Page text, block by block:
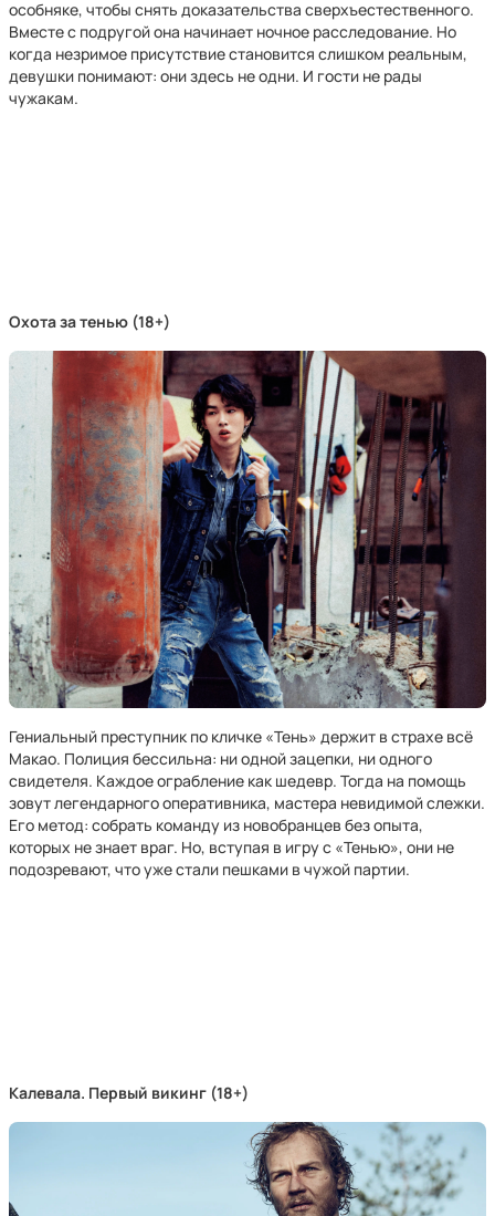
особняке, чтобы снять доказательства сверхъестественного.
Вместе с подругой она начинает ночное расследование. Но
когда незримое присутствие становится слишком реальным,
девушки понимают: они здесь не одни. И гости не рады
чужакам.
Охота за тенью (18+)
Гениальный преступник по кличке «Тень» держит в страхе всё
Макао. Полиция бессильна: ни одной зацепки, ни одного
свидетеля. Каждое ограбление как шедевр. Тогда на помощь
зовут легендарного оперативника, мастера невидимой слежки.
Его метод: собрать команду из новобранцев без опыта,
которых не знает враг. Но, вступая в игру с «Тенью», они не
подозревают, что уже стали пешками в чужой партии.
Калевала. Первый викинг (18+)